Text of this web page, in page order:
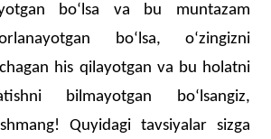
boʻlsa va bu muntazam
boʻlsa, oʻzingizni
his qilayotgan va bu holatni
bilmayotgan boʻlsangiz,
Quyidagi tavsiyalar sizga